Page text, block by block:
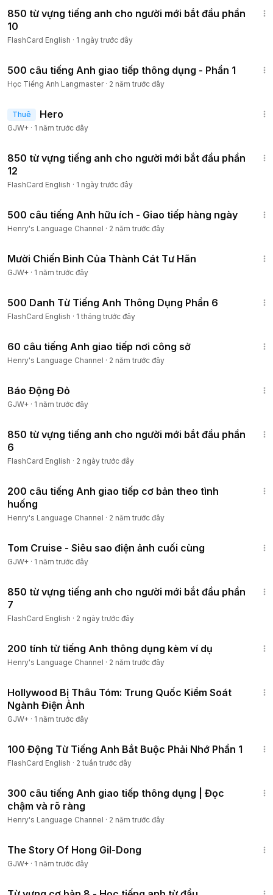
850 từ vựng tiếng anh cho người mới bắt đầu phần
10
FlashCard English · 1 ngày trước đây
500 câu tiếng Anh giao tiếp thông dụng - Phần 1
Học Tiếng Anh Langmaster· 2 năm trước đây
Thuê Hero
GJW+ · 1 năm trước đây
850 từ vựng tiếng anh cho người mới bắt đầu phần
12
FlashCard English · 1 ngày trước đây
500 câu tiếng Anh hữu ích - Giao tiếp hàng ngày
Henry's Language Channel · 2 năm trước đây
Mười Chiến Binh Của Thành Cát Tư Hãn
GJW+ · 1 năm trước đây
500 Danh Từ Tiếng Anh Thông Dụng Phần 6
FlashCard English · 1 tháng trước đây
60 câu tiếng Anh giao tiếp nơi công sở
Henry's Language Channel · 2 năm trước đây
Báo Động Đỏ
GJW+ · 1 năm trước đây
850 từ vựng tiếng anh cho người mới bắt đầu phần
6
FlashCard English · 2 ngày trước đây
200 câu tiếng Anh giao tiếp cơ bản theo tình
huống
Henry's Language Channel · 2 năm trước đây
Tom Cruise - Siêu sao điện ảnh cuối cùng
GJW+ · 1 năm trước đây
850 từ vựng tiếng anh cho người mới bắt đầu phần
7
FlashCard English · 2 ngày trước đây
200 tính từ tiếng Anh thông dụng kèm ví dụ
Henry's Language Channel · 2 năm trước đây
Hollywood Bị Thâu Tóm: Trung Quốc Kiểm Soát
Ngành Điện Ảnh
GJW+ · 1 năm trước đây
100 Động Từ Tiếng Anh Bắt Buộc Phải Nhớ Phần 1
FlashCard English · 2 tuần trước đây
300 câu tiếng Anh giao tiếp thông dụng | Đọc
chậm và rõ ràng
Henry's Language Channel · 2 năm trước đây
The Story Of Hong Gil-Dong
GJW+ · 1 năm trước đây